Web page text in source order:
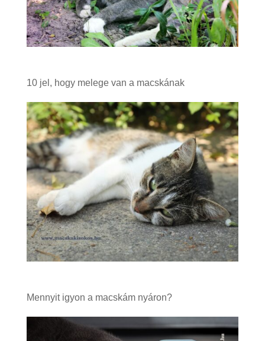
10 jel, hogy melege van a macskának
Mennyit igyon a macskám nyáron?